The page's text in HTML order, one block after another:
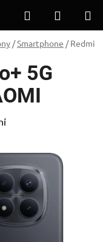
Hledat
KOŠÍK
/Smartphone / Redmi
5G